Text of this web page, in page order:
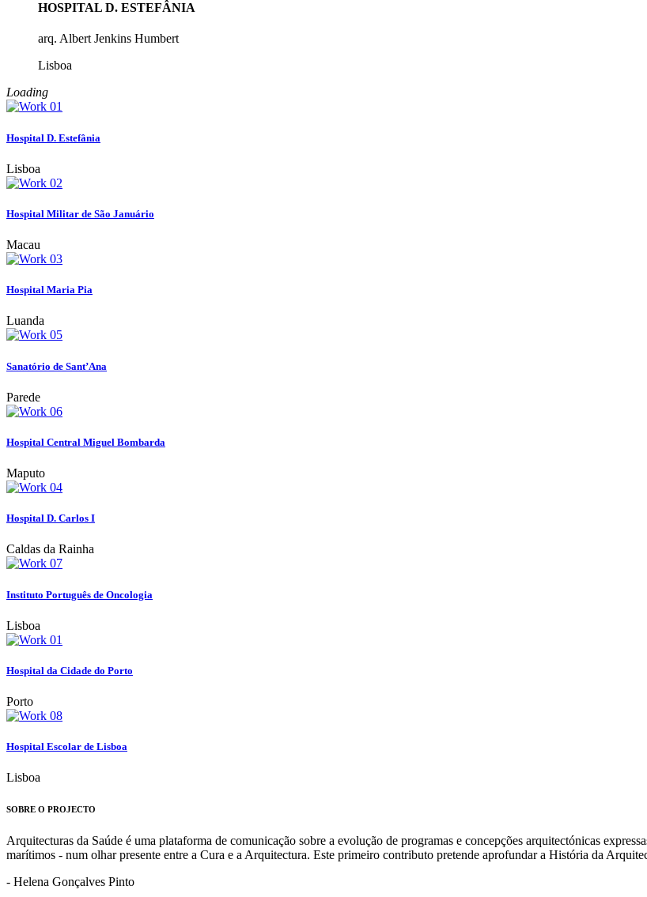
HOSPITAL D. ESTEFÂNIA
arq. Albert Jenkins Humbert
Lisboa
Loading
Hospital D. Estefânia
Lisboa
Hospital Militar de São Januário
Macau
Hospital Maria Pia
Luanda
Sanatório de Sant’Ana
Parede
Hospital Central Miguel Bombarda
Maputo
Hospital D. Carlos I
Caldas da Rainha
Instituto Português de Oncologia
Lisboa
Hospital da Cidade do Porto
Porto
Hospital Escolar de Lisboa
Lisboa
SOBRE O PROJECTO
Arquitecturas da Saúde é uma plataforma de comunicação sobre a evolução de programas e concepções arquitectónicas
marítimos - num olhar presente entre a Cura e a Arquitectura. Este primeiro contributo pretende aprofundar a História da
- Helena Gonçalves Pinto